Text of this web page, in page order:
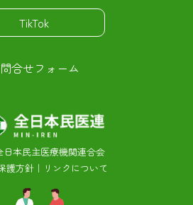
TikTok
合せフォーム
本民主医療機関連合会
護方針 ｜ リンクについて